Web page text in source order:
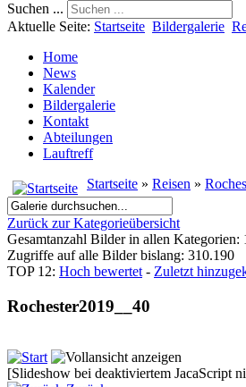
Suchen ...
Aktuelle Seite: Startseite Bildergalerie
Home
News
Kalender
Bildergalerie
Kontakt
Abteilungen
Lauftreff
Startseite » Reisen »
Zurück zur Kategorieübersicht
Gesamtanzahl Bilder in allen Kategorien:
Zugriffe auf alle Bilder bislang: 310.190
TOP 12: Hoch bewertet- Zuletzt
Rochester2019__40
[Slideshow bei deaktiviertem JacaScript